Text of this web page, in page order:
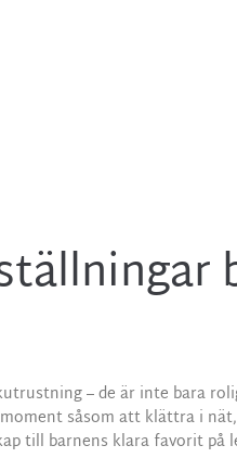
– de är inte bara
såsom att klättra i
till barnens klara favorit på